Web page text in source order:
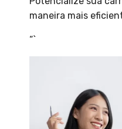
maneira mais
“`